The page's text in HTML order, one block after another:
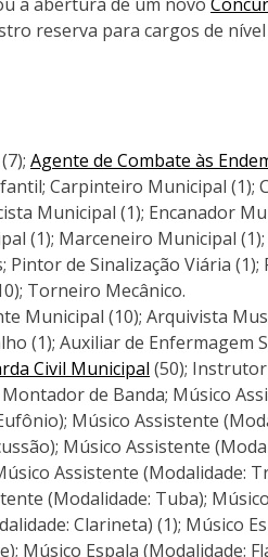
reserva para cargos de nível
Agente de Combate às
Carpinteiro Municipal (1);
Municipal (1); Encanador
(1); Marceneiro Municipal (1);
de Sinalização Viária (1);
Torneiro Mecânico.
Municipal (10); Arquivista
(1); Auxiliar de Enfermagem
Civil Municipal (50); Instrutor
de Banda; Músico
Músico Assistente
Músico Assistente
Assistente (Modalidade:
(Modalidade: Tuba);
Clarineta) (1); Músico
Músico Espala (Modalidade: